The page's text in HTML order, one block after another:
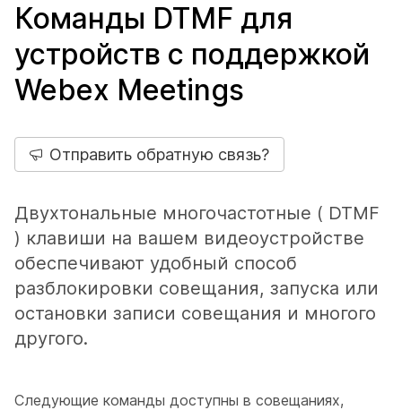
Команды DTMF для
устройств с поддержкой
Webex Meetings
Отправить обратную связь?
Двухтональные многочастотные ( DTMF
) клавиши на вашем видеоустройстве
обеспечивают удобный способ
разблокировки совещания, запуска или
остановки записи совещания и многого
другого.
Следующие команды доступны в совещаниях,